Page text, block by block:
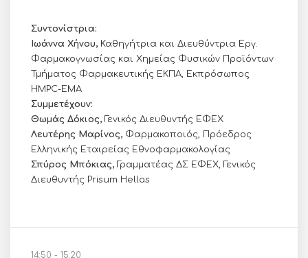
Συντονίστρια:
Ιωάννα Χήνου, Καθηγήτρια και Διευθύντρια Εργ.
Φαρμακογνωσίας και Χημείας Φυσικών Προϊόντων
Τμήματος Φαρμακευτικής ΕΚΠΑ, Εκπρόσωπος
HMPC-EMA
Συμμετέχουν:
Θωμάς Δόκιος, Γενικός Διευθυντής ΕΦΕΧ
Λευτέρης Μαρίνος, Φαρμακοποιός, Πρόεδρος
Ελληνικής Εταιρείας Εθνοφαρμακολογίας
Σπύρος Μπόκιας, Γραμματέας ΔΣ ΕΦΕΧ, Γενικός
Διευθυντής Prisum Hellas
14:50 - 15:20